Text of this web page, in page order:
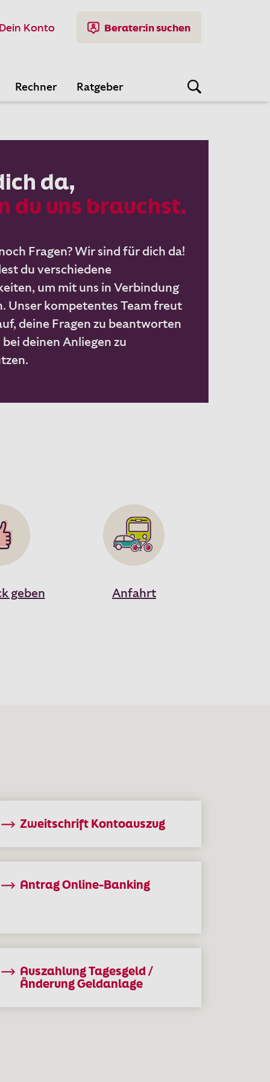
Konto Berater:in suchen
Rechner Ratgeber
da,
du uns brauchst.
Fragen? Wir sind für dich da!
du verschiedene
um mit uns in Verbindung
Unser kompetentes Team freut
deine Fragen zu beantworten
deinen Anliegen zu
geben Anfahrt
Zweitschrift Kontoauszug
Antrag Online-Banking
Auszahlung Tagesgeld /
Änderung Geldanlage